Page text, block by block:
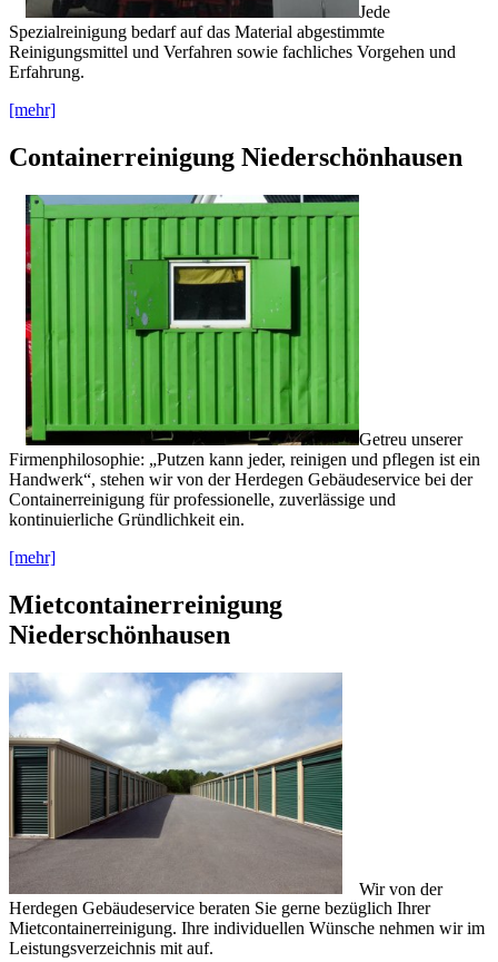
Jede
Spezialreinigung bedarf auf das Material abgestimmte
Reinigungsmittel und Verfahren sowie fachliches Vorgehen und
Erfahrung.
[mehr]
Containerreinigung Niederschönhausen
Getreu unserer
Firmenphilosophie: „Putzen kann jeder, reinigen und pflegen ist ein
Handwerk“, stehen wir von der Herdegen Gebäudeservice bei der
Containerreinigung für professionelle, zuverlässige und
kontinuierliche Gründlichkeit ein.
[mehr]
Mietcontainerreinigung
Niederschönhausen
Wir von der
Herdegen Gebäudeservice beraten Sie gerne bezüglich Ihrer
Mietcontainerreinigung. Ihre individuellen Wünsche nehmen wir im
Leistungsverzeichnis mit auf.